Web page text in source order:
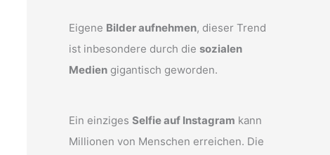
Eigene Bilder aufnehmen, dieser Trend
ist inbesondere durch die sozialen
Medien gigantisch geworden.
Ein einziges Selfie auf Instagram kann
Millionen von Menschen erreichen. Die